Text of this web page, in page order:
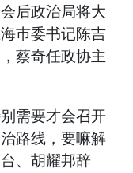
后政治局将大
巿委书记陈吉
蔡奇任政协主
需要才会召开
路线，要嘛解
、胡耀邦辞